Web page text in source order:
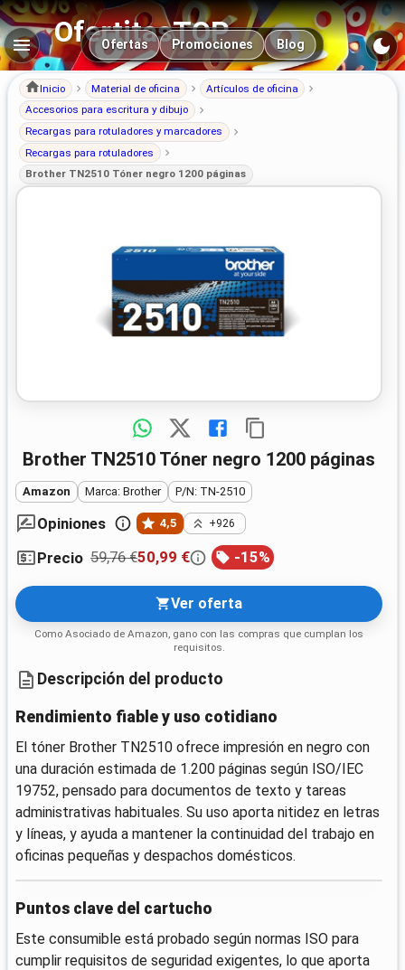
OfertitasTOP
Navegación principal
Ofertas Promociones Blog
Inicio Material de oficina
Artículos de oficina
Accesorios para escritura y dibujo
Recargas para rotuladores y marcadores
Recargas para rotuladores
Brother TN2510 Tóner negro 1200 páginas
Brother TN2510 Tóner negro 1200 páginas
Amazon Marca: Brother P/N: TN-2510
Opiniones 4,5 +926
Precio 59,76 €50,99 € -15%
Ver oferta
Como Asociado de Amazon, gano con las compras que cumplan los
requisitos.
Descripción del producto
Rendimiento fiable y uso cotidiano
El tóner Brother TN2510 ofrece impresión en negro con
una duración estimada de 1.200 páginas según ISO/IEC
19752, pensado para documentos de texto y tareas
administrativas habituales. Su uso aporta nitidez en letras
y líneas, y ayuda a mantener la continuidad del trabajo en
oficinas pequeñas y despachos domésticos.
Puntos clave del cartucho
Este consumible está probado según normas ISO para
cumplir requisitos de seguridad exigentes, lo que aporta